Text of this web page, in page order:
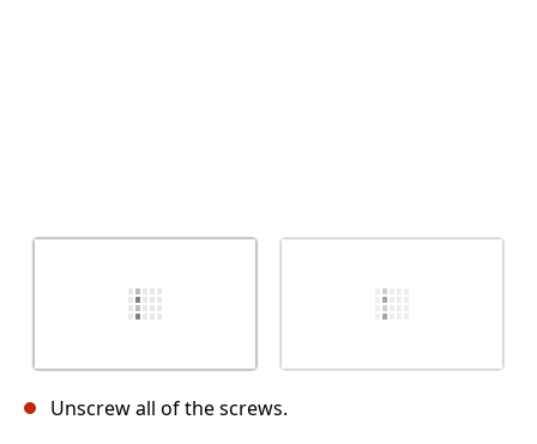
Unscrew all of the screws.